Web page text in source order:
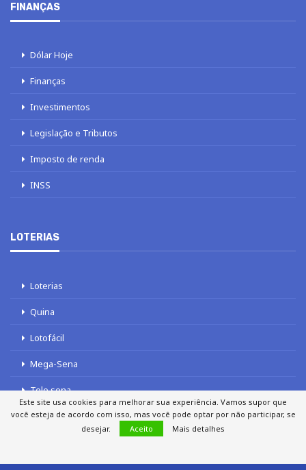
FINANÇAS
Dólar Hoje
Finanças
Investimentos
Legislação e Tributos
Imposto de renda
INSS
LOTERIAS
Loterias
Quina
Lotofácil
Mega-Sena
Tele sena
Este site usa cookies para melhorar sua experiência. Vamos supor que
você esteja de acordo com isso, mas você pode optar por não participar, se
desejar.
Aceito Mais detalhes